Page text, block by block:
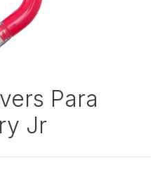
Para
Jr